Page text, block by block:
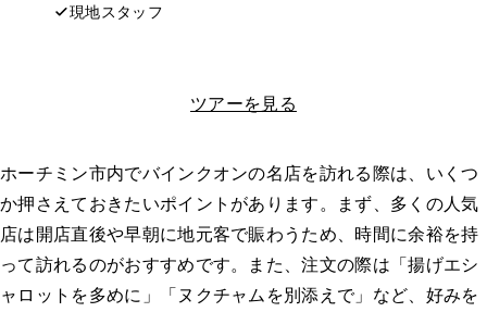
現地スタッフ
ツアーを見る
ホーチミン市内でバインクオンの名店を訪れる際は、いくつ
か押さえておきたいポイントがあります。まず、多くの人気
店は開店直後や早朝に地元客で賑わうため、時間に余裕を持
って訪れるのがおすすめです。また、注文の際は「揚げエシ
ャロットを多めに」「ヌクチャムを別添えで」など、好みを